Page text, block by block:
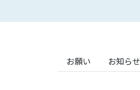
お願い お知らせ